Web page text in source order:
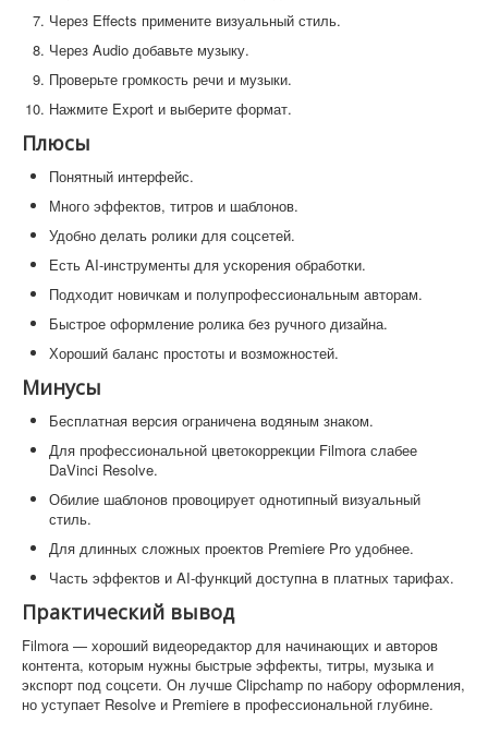
Через Effects примените визуальный стиль.
Через Audio добавьте музыку.
Проверьте громкость речи и музыки.
Нажмите Export и выберите формат.
Плюсы
Понятный интерфейс.
Много эффектов, титров и шаблонов.
Удобно делать ролики для соцсетей.
Есть AI-инструменты для ускорения обработки.
Подходит новичкам и полупрофессиональным авторам.
Быстрое оформление ролика без ручного дизайна.
Хороший баланс простоты и возможностей.
Минусы
Бесплатная версия ограничена водяным знаком.
Для профессиональной цветокоррекции Filmora слабее
DaVinci Resolve.
Обилие шаблонов провоцирует однотипный визуальный
стиль.
Для длинных сложных проектов Premiere Pro удобнее.
Часть эффектов и AI-функций доступна в платных тарифах.
Практический вывод
Filmora — хороший видеоредактор для начинающих и авторов
контента, которым нужны быстрые эффекты, титры, музыка и
экспорт под соцсети. Он лучше Clipchamp по набору оформления,
но уступает Resolve и Premiere в профессиональной глубине.